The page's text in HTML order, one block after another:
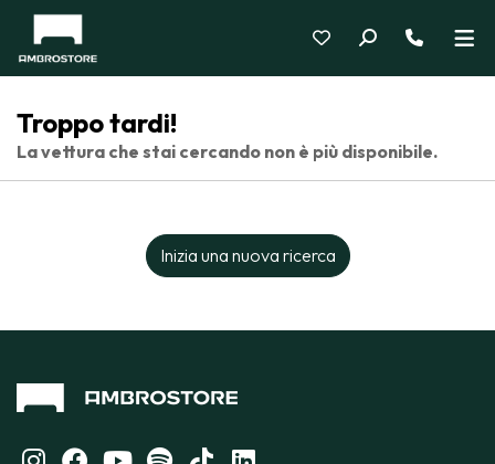
Troppo tardi!
La vettura che stai cercando non è più disponibile.
Inizia una nuova ricerca